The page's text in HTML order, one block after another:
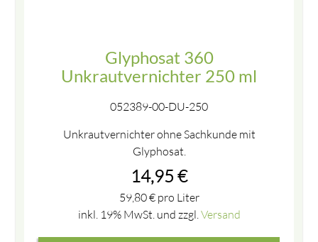
Glyphosat 360
Unkrautvernichter 250 ml
052389-00-DU-250
Unkrautvernichter ohne Sachkunde mit
Glyphosat.
14,95 €
59,80€pro Liter
inkl. 19% MwSt. und zzgl.Versand